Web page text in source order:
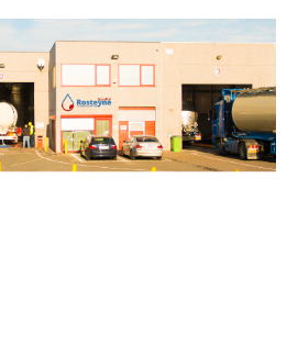
Vacatures
Over ons
Specialiteiten
Testimonials
Blog
Contact